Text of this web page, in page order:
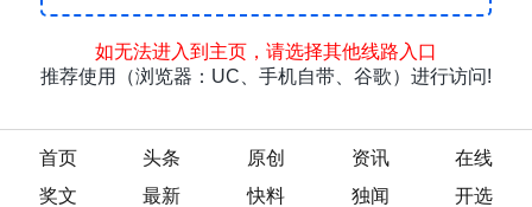
首页 头条 原创 资讯
在线
奖文
最新 快料 独闻 开选